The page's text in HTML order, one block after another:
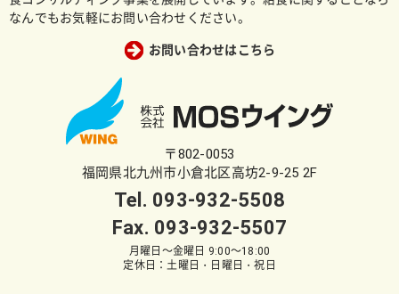
なんでもお気軽にお問い合わせください。
お問い合わせはこちら
〒802-0053
福岡県北九州市小倉北区高坊2-9-25 2F
Tel. 093-932-5508
Fax. 093-932-5507
月曜日～金曜日 9:00～18:00
定休日：土曜日・日曜日・祝日